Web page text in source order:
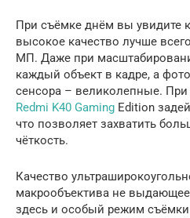
При съёмке днём вы увидите
высокое качество лучше
МП. Даже при
каждый объект в кадре, а
сенсора – великолепные. При
Redmi K40 Gaming Edition
что позволяет захватить
чёткость.
Качество
макрообъектива не
здесь и особый режим